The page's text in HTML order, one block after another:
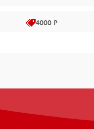
4000 ₽